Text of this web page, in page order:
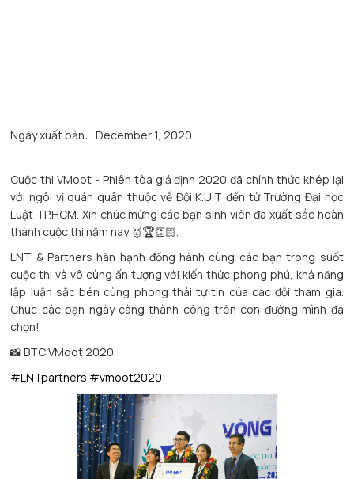
Ngày xuất bản: December 1, 2020
Cuộc thi VMoot - Phiên tòa giả định 2020 đã chính thức khép lại
với ngôi vị quán quân thuộc về Đội K.U.T đến từ Trường Đại học
Luật TP.HCM. Xin chúc mừng các bạn sinh viên đã xuất sắc hoàn
thành cuộc thi năm nay 🥇🏆👏🏻.
LNT & Partners hân hạnh đồng hành cùng các bạn trong suốt
cuộc thi và vô cùng ấn tượng với kiến thức phong phú, khả năng
lập luận sắc bén cùng phong thái tự tin của các đội tham gia.
Chúc các bạn ngày càng thành công trên con đường mình đã
chọn!
📸 BTC VMoot 2020
#LNTpartners #vmoot2020